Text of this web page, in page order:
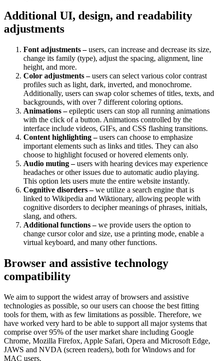
Additional UI, design, and readability
adjustments
Font adjustments –users, can increase and decrease its size,
change its family (type), adjust the spacing, alignment, line
height, and more.
Color adjustments –users can select various color contrast
profiles such as light, dark, inverted, and monochrome.
Additionally, users can swap color schemes of titles, texts, and
backgrounds, with over 7 different coloring options.
Animations –epileptic users can stop all running animations
with the click of a button. Animations controlled by the
interface include videos, GIFs, and CSS flashing transitions.
Content highlighting –users can choose to emphasize
important elements such as links and titles. They can also
choose to highlight focused or hovered elements only.
Audio muting –users with hearing devices may experience
headaches or other issues due to automatic audio playing.
This option lets users mute the entire website instantly.
Cognitive disorders –we utilize a search engine that is
linked to Wikipedia and Wiktionary, allowing people with
cognitive disorders to decipher meanings of phrases, initials,
slang, and others.
Additional functions –we provide users the option to
change cursor color and size, use a printing mode, enable a
virtual keyboard, and many other functions.
Browser and assistive technology
compatibility
We aim to support the widest array of browsers and assistive
technologies as possible, so our users can choose the best fitting
tools for them, with as few limitations as possible. Therefore, we
have worked very hard to be able to support all major systems that
comprise over 95% of the user market share including Google
Chrome, Mozilla Firefox, Apple Safari, Opera and Microsoft Edge,
JAWS and NVDA (screen readers), both for Windows and for
MAC users.